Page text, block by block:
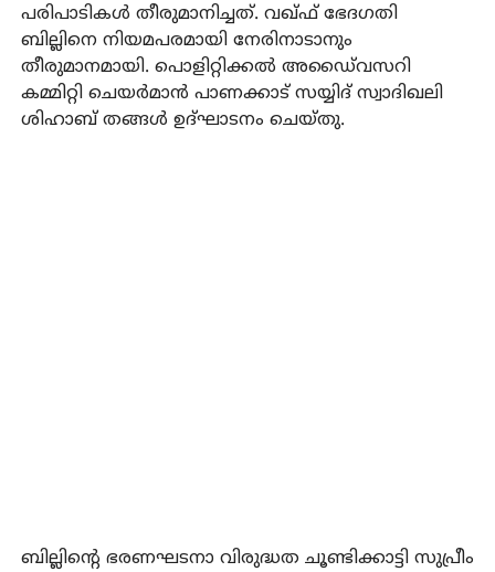
പരിപാടികള്‍ തീരുമാനിച്ചത്. വഖ്ഫ് ഭേദഗതി
ബില്ലിനെ നിയമപരമായി നേരിനാടാനും
തീരുമാനമായി. പൊളിറ്റിക്കല്‍ അഡൈ്വസറി
കമ്മിറ്റി ചെയര്‍മാന്‍ പാണക്കാട് സയ്യിദ് സ്വാദിഖലി
ശിഹാബ് തങ്ങള്‍ ഉദ്ഘാടനം ചെയ്തു.
ബില്ലിന്റെ ഭരണഘടനാ വിരുദ്ധത ചൂണ്ടിക്കാട്ടി സുപ്രീം